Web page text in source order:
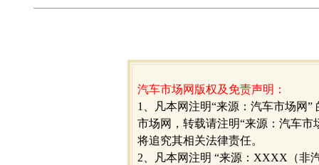
汽车市场网版权及免责声明：
1、凡本网注明“来源：汽车市场网
市场网，转载请注明“来源：汽车市
将追究其相关法律责任。
2、凡本网注明 “来源：XXXX（非